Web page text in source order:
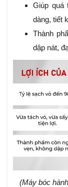
Giúp
dàng, tiết
Thành
dập nát,
(Máy bóc